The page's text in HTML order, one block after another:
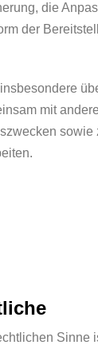
die
der
mit
Sinne